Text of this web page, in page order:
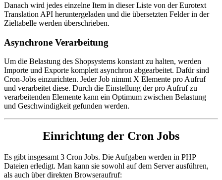
Danach wird jedes einzelne Item in dieser Liste von der Eurotext
Translation API heruntergeladen und die übersetzten Felder in der
Zieltabelle werden überschrieben.
Asynchrone Verarbeitung
Um die Belastung des Shopsystems konstant zu halten, werden
Importe und Exporte komplett asynchron abgearbeitet. Dafür sind
Cron-Jobs einzurichten. Jeder Job nimmt X Elemente pro Aufruf
und verarbeitet diese. Durch die Einstellung der pro Aufruf zu
verarbeitenden Elemente kann ein Optimum zwischen Belastung
und Geschwindigkeit gefunden werden.
Einrichtung der Cron Jobs
Es gibt insgesamt 3 Cron Jobs. Die Aufgaben werden in PHP
Dateien erledigt. Man kann sie sowohl auf dem Server ausführen,
als auch über direkten Browseraufruf: